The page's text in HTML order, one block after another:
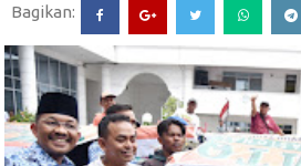
Bagikan: